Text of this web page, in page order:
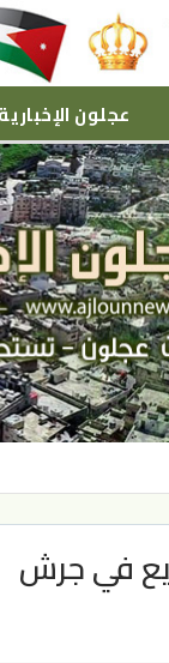
عجلون الإخبارية